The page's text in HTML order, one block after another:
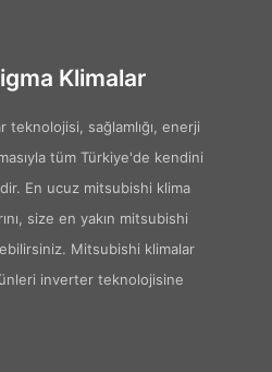
Klimalar
teknolojisi, sağlamlığı, enerji
tüm Türkiye'de kendini
En ucuz mitsubishi klima
size en yakın mitsubishi
Mitsubishi klimalar
inverter teknolojisine